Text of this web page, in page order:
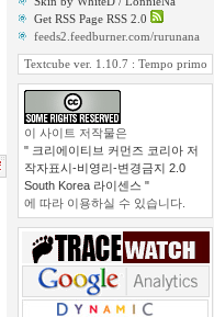
Get RSS Page RSS 2.0
feeds2.feedburner.com/rurunana
Textcube ver. 1.10.7 : Tempo primo
이 사이트 저작물은
" 크리에이티브 커먼즈 코리아 저
작자표시-비영리-변경금지 2.0
South Korea 라이센스 "
에 따라 이용하실 수 있습니다.